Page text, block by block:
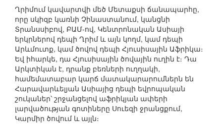
Ղրիմում կավարտվի մեծ Մետաքսի ճանապարհը,
որը սկիզբ կառնի Չինաստանում, կանցնի
Տրանսսիբով, ԲԱՄ-ով, Կենտրոնական Ասիայի
երկրներով դեպի Ղրիմ և այն կողմ, կամ դեպի
Արևմուտք, կամ ծովով դեպի Հյուսիսային Աֆրիկա։
Եվ իհարկե, դա Հյուսիսային ծովային ուղին է։ Դա
Արկտիկան է, դրանք բեռների ուղղակի,
համեմատաբար կարճ մատակարարումներն են
Հարավարևելյան Ասիայից դեպի եվրոպական
շուկաներ՝ շրջանցելով աֆրիկյան ափերի
լարվածության գոտիները Սուեզի ջրանցքում,
Կարմիր ծովում և այլն։